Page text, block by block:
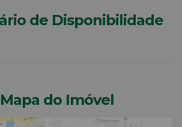
de Disponibilidade
Mapa do Imóvel